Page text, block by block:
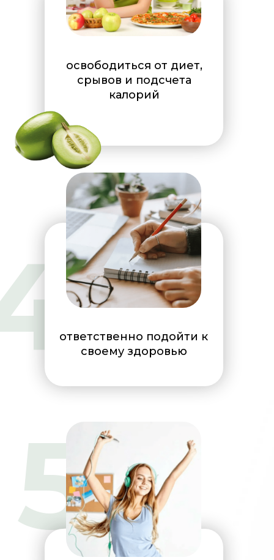
5
освободиться от диет,
срывов и подсчета
калорий
ответственно подойти к
своему здоровью